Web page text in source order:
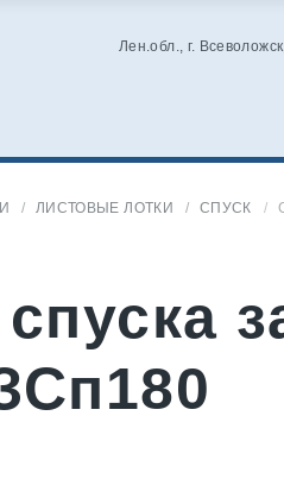
Лен.обл., г.
ЛИСТОВЫЕ ЛОТКИ СПУСК